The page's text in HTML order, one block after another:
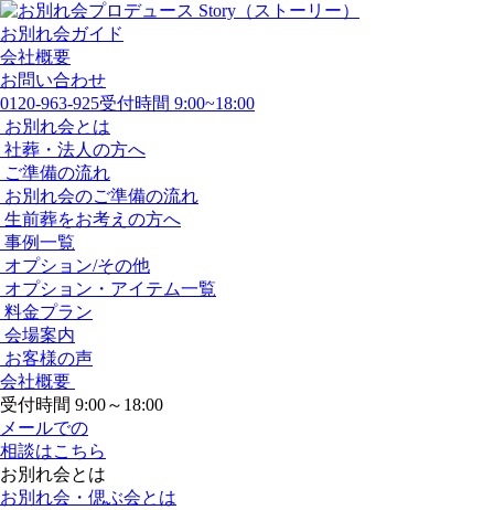
お別れ会ガイド
会社概要
お問い合わせ
0120-963-925受付時間 9:00~18:00
お別れ会とは
社葬・法人の方へ
ご準備の流れ
お別れ会のご準備の流れ
生前葬をお考えの方へ
事例一覧
オプション/その他
オプション・アイテム一覧
料金プラン
会場案内
お客様の声
会社概要
受付時間 9:00～18:00
メールでの
相談はこちら
お別れ会とは
お別れ会・偲ぶ会とは